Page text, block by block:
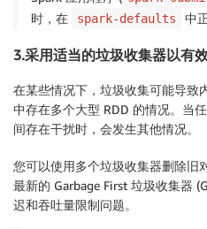
时，在
spark-defaults 中
3.采用适当的垃圾收集器以有
在某些情况下，垃圾收集可能导致
中存在多个大型 RDD 的情况。当
间存在干扰时，会发生其他情况。
您可以使用多个垃圾收集器删除旧
最新的 Garbage First 垃圾收集器
迟和吞吐量限制问题。